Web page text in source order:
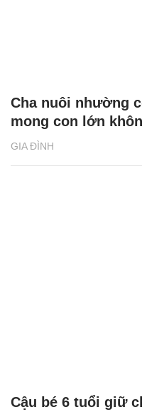
GIA ĐÌNH
Cha nuôi nhường
mong con lớn
Cậu bé 6 tuổi giữ